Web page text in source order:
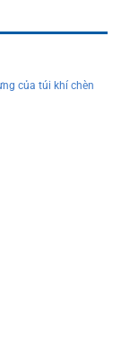
của túi khí chèn